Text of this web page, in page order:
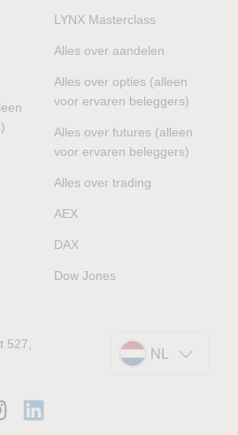
LYNX Masterclass
Alles over aandelen
Alles over opties (alleen
voor ervaren beleggers)
Alles over futures (alleen
voor ervaren beleggers)
Alles over trading
AEX
DAX
Dow Jones
527,
NL